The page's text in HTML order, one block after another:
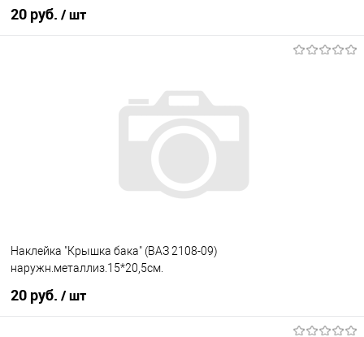
20 руб. / шт
В наличии
Наклейка "Крышка бака" (ВАЗ 2108-09)
наружн.металлиз.15*20,5см.
20 руб. / шт